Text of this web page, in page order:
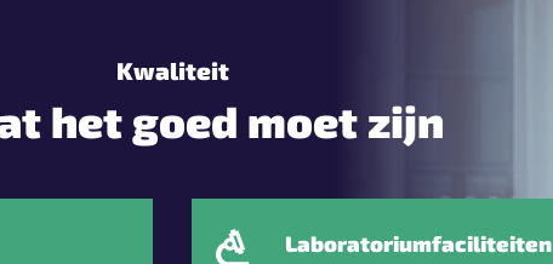
Kwaliteit
het goed moet zijn
Laboratoriumfaciliteiten